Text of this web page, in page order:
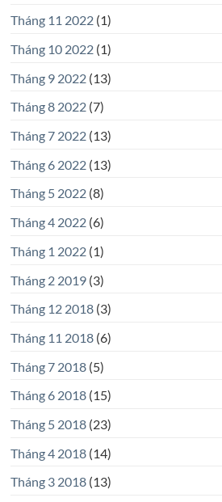
Tháng 11 2022(1)
Tháng 10 2022(1)
Tháng 9 2022(13)
Tháng 8 2022(7)
Tháng 7 2022(13)
Tháng 6 2022(13)
Tháng 5 2022(8)
Tháng 4 2022(6)
Tháng 1 2022(1)
Tháng 2 2019(3)
Tháng 12 2018(3)
Tháng 11 2018(6)
Tháng 7 2018(5)
Tháng 6 2018(15)
Tháng 5 2018(23)
Tháng 4 2018(14)
Tháng 3 2018(13)